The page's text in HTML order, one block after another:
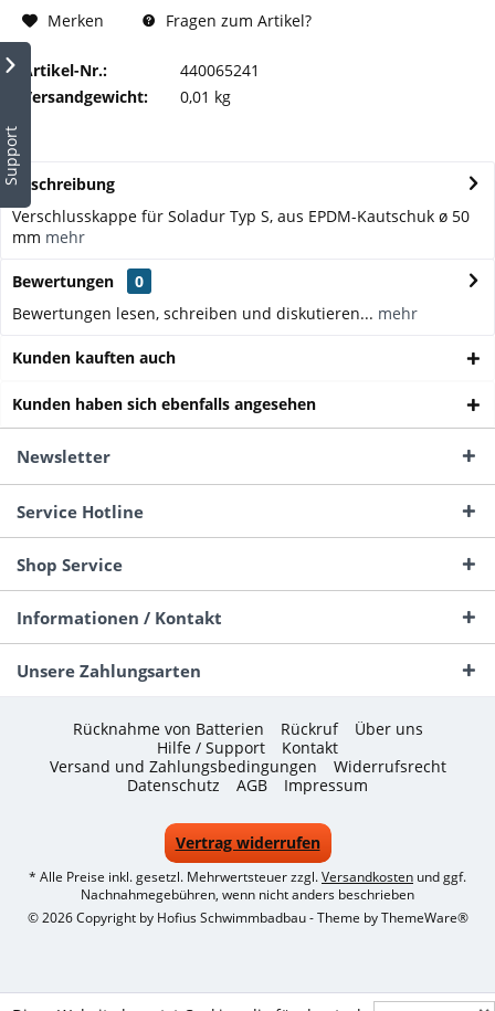
Support
Merken
Fragen zum Artikel?
Artikel-Nr.:
440065241
Versandgewicht:
0,01 kg
Beschreibung
Verschlusskappe für Soladur Typ S, aus EPDM-Kautschuk ø 50
mm mehr
Bewertungen
0
Bewertungen lesen, schreiben und diskutieren... mehr
Kunden kauften auch
Kunden haben sich ebenfalls angesehen
Newsletter
Service Hotline
Shop Service
Informationen / Kontakt
Unsere Zahlungsarten
Rücknahme von Batterien Rückruf
Über uns
Hilfe / Support
Kontakt
Versand und Zahlungsbedingungen
Widerrufsrecht
Datenschutz
AGB Impressum
Vertrag widerrufen
* Alle Preise inkl. gesetzl. Mehrwertsteuer zzgl.Versandkosten und ggf.
Nachnahmegebühren, wenn nicht anders beschrieben
© 2026 Copyright by Hofius Schwimmbadbau - Theme byThemeWare®